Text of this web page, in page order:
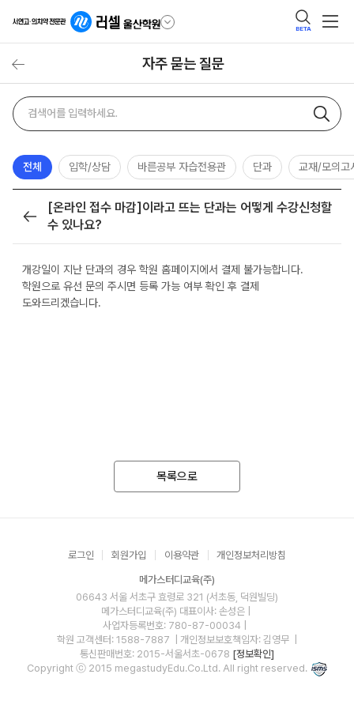
BETA
자주 묻는 질문
자주
묻는
검색
검색어
전체 입학/상담 바른공부 자습전용관 단과 교재/모의고
목록
[온라인 접수 마감]이라고 뜨는 단과는 어떻게 수강신청할
수 있나요?
개강일이 지난 단과의 경우 학원 홈페이지에서 결제 불가능합니다.
학원으로 유선 문의 주시면 등록 가능 여부 확인 후 결제
도와드리겠습니다.
목록으로
로그인 회원가입 이용약관 개인정보처리방침
메가스터디교육(주)
06643 서울 서초구 효령로 321 (서초동, 덕원빌딩)
메가스터디교육(주) 대표이사: 손성은 |
사업자등록번호: 780-87-00034
학원 고객센터: 1588-7887
| 개인정보보호책임자: 김영무
통신판매번호: 2015-서울서초-0678 [정보확인]
Copyright ⓒ 2015 megastudyEdu.Co.Ltd. All right reserved.